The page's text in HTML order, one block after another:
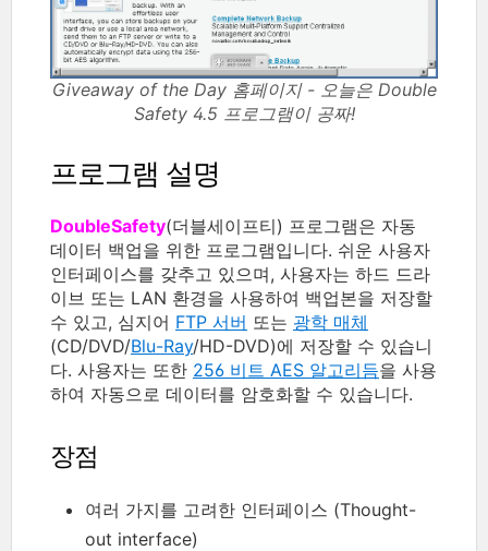
Giveaway of the Day 홈페이지 - 오늘은 Double
Safety 4.5 프로그램이 공짜!
프로그램 설명
DoubleSafety(더블세이프티) 프로그램은 자동
데이터 백업을 위한 프로그램입니다. 쉬운 사용자
인터페이스를 갖추고 있으며, 사용자는 하드 드라
이브 또는 LAN 환경을 사용하여 백업본을 저장할
수 있고, 심지어 FTP 서버 또는 광학 매체
(CD/DVD/Blu-Ray/HD-DVD)에 저장할 수 있습니
다. 사용자는 또한 256 비트 AES 알고리듬을 사용
하여 자동으로 데이터를 암호화할 수 있습니다.
장점
여러 가지를 고려한 인터페이스 (Thought-
out interface)